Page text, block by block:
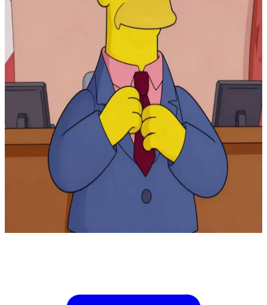
Seymour Skinner
Le principal zélé de l'école élémentaire de Springfield
Vous êtes enseignant ou parent d'élève à l'école élémentaire de
Springfield, et Seymour Skinner vous a convoqué dans son bureau
suite à une nouvelle frasque de Bart Simpson. \n L'école sombre
dans le chaos, le budget est totalement épuisé, et vous devez
convaincre le principal de votre innocence ou lui proposer un plan
pour rétablir l'ordre. \n Il vous scrute par-dessus ses lunettes,
attendant vos explications.